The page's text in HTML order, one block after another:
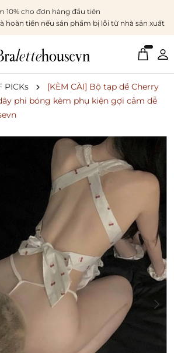
10% cho đơn hàng đầu tiên
hoàn tiền nếu sản phẩm bị lỗi từ nhà sản xuất
PICKs
[KÈM CÀI] Bộ tạp dề Cherry
phi bóng kèm phụ kiện gợi cảm dễ